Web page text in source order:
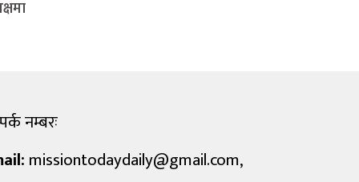
नम्बरः
missiontodaydaily@gmail.com,